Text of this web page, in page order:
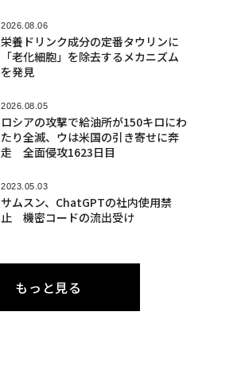
2026.08.06
栄養ドリンク成分の定番タウリンに
「老化細胞」を除去するメカニズム
を発見
2026.08.05
ロシアの攻撃で給油所が150キロにわ
たり全滅、ウは米国の引き寄せに奔
走 全面侵攻1623日目
2023.05.03
サムスン、ChatGPTの社内使用禁
止 機密コードの流出受け
もっと見る